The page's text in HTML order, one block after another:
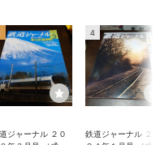
ジャーナル ２０
4
鉄道ジャーナル ２０